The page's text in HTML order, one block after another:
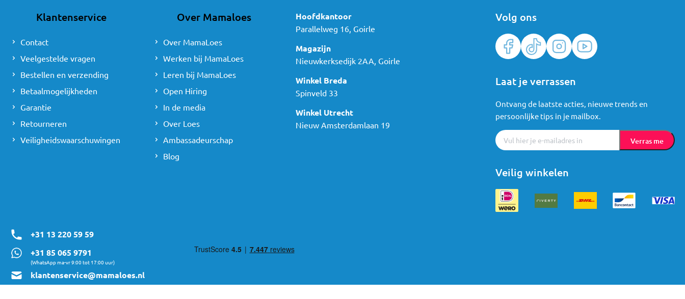
Klantenservice
Contact
Veelgestelde vragen
Bestellen en verzending
Betaalmogelijkheden
Garantie
Retourneren
Veiligheidswaarschuwingen
Over Mamaloes
Over MamaLoes
Werken bij MamaLoes
Leren bij MamaLoes
Open Hiring
In de media
Over Loes
Ambassadeurschap
Blog
Hoofdkantoor
Parallelweg 16, Goirle
Magazijn
Nieuwkerksedijk 2AA, Goirle
Winkel Breda
Spinveld 33
Winkel Utrecht
Nieuw Amsterdamlaan 19
Volg ons
Veilig winkelen
Laat je verrassen
Ontvang de laatste acties, nieuwe trends en
persoonlijke tips in je mailbox.
Verras me
+31 13 220 59 59
+31 85 065 9791
(WhatsApp ma-vr 9:00 tot 17:00 uur)
klantenservice@mamaloes.nl